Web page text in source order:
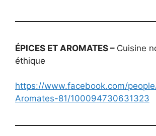
ÉPICES ET AROMATES – Cuisine
éthique
https://www.facebook.com/
Aromates-81/100094730631323